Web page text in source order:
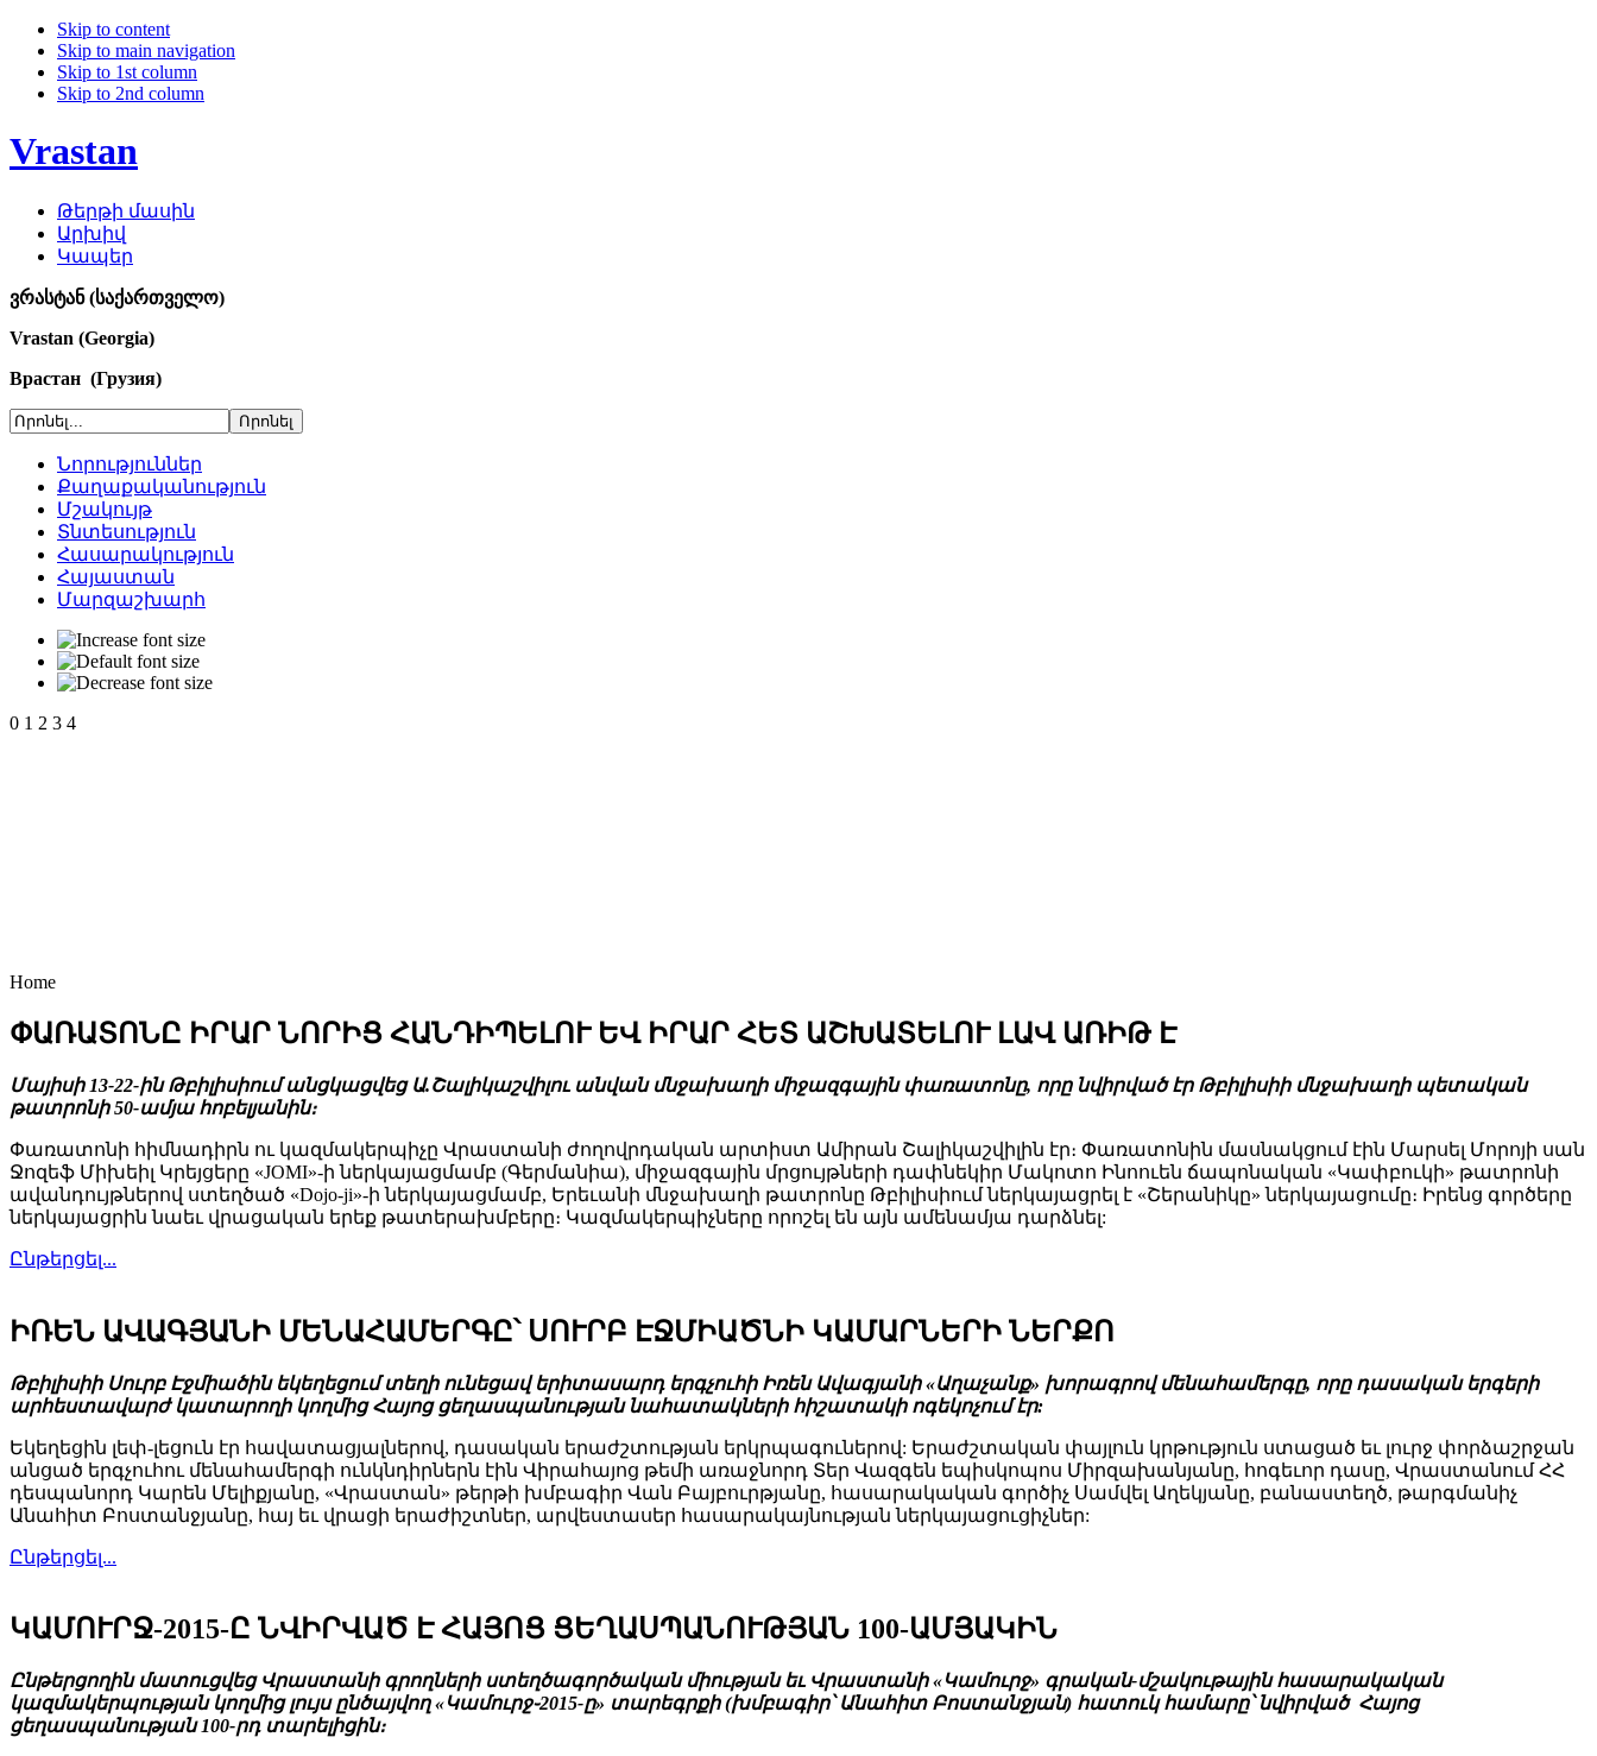
Skip to content
Skip to main navigation
Skip to 1st column
Skip to 2nd column
Vrastan
Թերթի մասին
Արխիվ
Կապեր
ვრასტან (საქართველო)
Vrastan (Georgia)
Врастан (Грузия)
Նորություններ
Քաղաքականություն
Մշակույթ
Տնտեսություն
Հասարակություն
Հայաստան
Մարզաշխարհ
0 1 2 3 4
Home
ՓԱՌԱՏՈՆԸ ԻՐԱՐ ՆՈՐԻՑ ՀԱՆԴԻՊԵԼՈՒ ԵՎ ԻՐԱՐ ՀԵՏ ԱՇԽԱՏԵԼՈՒ ԼԱՎ ԱՌԻԹ Է
Մայիսի 13-22-ին Թբիլիսիում անցկացվեց Ա.Շալիկաշվիլու անվան մնջախաղի միջազգային փառատոնը, որը նվիրված էր Թբիլիսիի մնջախաղի պետական
թատրոնի 50-ամյա հոբելյանին։
Փառատոնի հիմնադիրն ու կազմակերպիչը Վրաստանի ժողովրդական արտիստ Ամիրան Շալիկաշվիլին էր։ Փառատոնին մասնակցում էին Մարսել Մորոյի սան
Ջոզեֆ Միխեիլ Կրեյցերը «JOMI»-ի ներկայացմամբ (Գերմանիա), միջազգային մրցույթների դափնեկիր Մակոտո Ինոուեն ճապոնական «Կափբուկի» թատրոնի
ավանդույթներով ստեղծած «Dojo-ji»-ի ներկայացմամբ, Երեւանի մնջախաղի թատրոնը Թբիլիսիում ներկայացրել է «Շերանիկը» ներկայացումը։ Իրենց գործերը
ներկայացրին նաեւ վրացական երեք թատերախմբերը։ Կազմակերպիչները որոշել են այն ամենամյա դարձնել:
Ընթերցել...
ԻՌԵՆ ԱՎԱԳՅԱՆԻ ՄԵՆԱՀԱՄԵՐԳԸ՝ ՍՈՒՐԲ ԷՋՄԻԱԾՆԻ ԿԱՄԱՐՆԵՐԻ ՆԵՐՔՈ
Թբիլիսիի Սուրբ Էջմիածին եկեղեցում տեղի ունեցավ երիտասարդ երգչուհի Իռեն Ավագյանի «Աղաչանք» խորագրով մենահամերգը, որը դասական երգերի
արհեստավարժ կատարողի կողմից Հայոց ցեղասպանության նահատակների հիշատակի ոգեկոչում էր:
Եկեղեցին լեփ-լեցուն էր հավատացյալներով, դասական երաժշտության երկրպագուներով: Երաժշտական փայլուն կրթություն ստացած եւ լուրջ փորձաշրջան
անցած երգչուհու մենահամերգի ունկնդիրներն էին Վիրահայոց թեմի առաջնորդ Տեր Վազգեն եպիսկոպոս Միրզախանյանը, հոգեւոր դասը, Վրաստանում ՀՀ
դեսպանորդ Կարեն Մելիքյանը, «Վրաստան» թերթի խմբագիր Վան Բայբուրթյանը, հասարակական գործիչ Սամվել Աղեկյանը, բանաստեղծ, թարգմանիչ
Անահիտ Բոստանջյանը, հայ եւ վրացի երաժիշտներ, արվեստասեր հասարակայնության ներկայացուցիչներ:
Ընթերցել...
ԿԱՄՈՒՐՋ-2015-Ը ՆՎԻՐՎԱԾ Է ՀԱՅՈՑ ՑԵՂԱՍՊԱՆՈՒԹՅԱՆ 100-ԱՄՅԱԿԻՆ
Ընթերցողին մատուցվեց Վրաստանի գրողների ստեղծագործական միության եւ Վրաստանի «Կամուրջ» գրական-մշակութային հասարակական
կազմակերպության կողմից լույս ընծայվող «Կամուրջ֊2015-ը» տարեգրքի (խմբագիր՝ Անահիտ Բոստանջյան) հատուկ համարը՝ նվիրված Հայոց
ցեղասպանության 100-րդ տարելիցին։